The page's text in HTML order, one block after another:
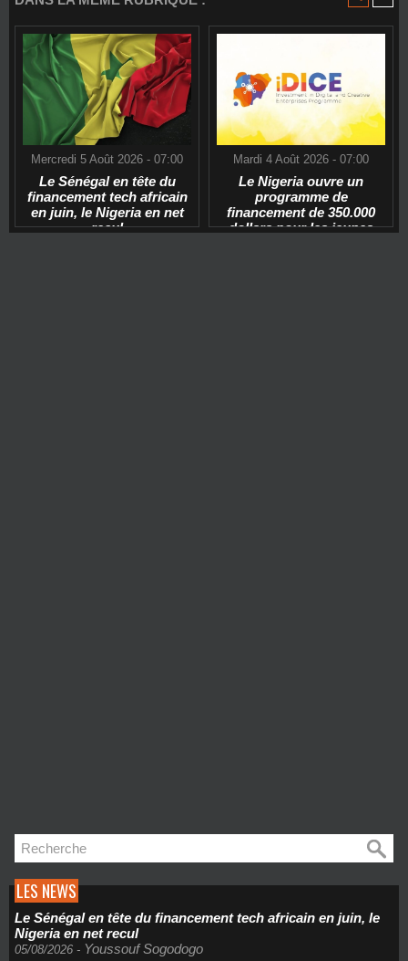
Mercredi 5 Août 2026 - 07:00
Le Sénégal en tête du
financement tech africain
en juin, le Nigeria en net
recul
Mardi 4 Août 2026 - 07:00
Le Nigeria ouvre un
programme de
financement de 350.000
dollars pour les jeunes
LES NEWS
Le Sénégal en tête du financement tech africain en juin, le
Nigeria en net recul
05/08/2026 - Youssouf Sogodogo